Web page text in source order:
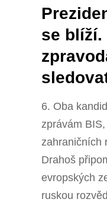
se
6. Oba
zprávám
zahraničních
Drahoš
evropských
ruskou